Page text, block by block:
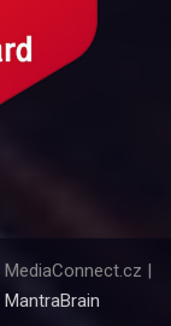
|
MantraBrain